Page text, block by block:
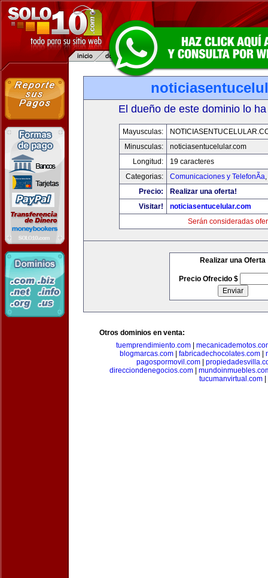
El dueño de este dominio lo
Mayusculas:
Minusculas:
noticiasentucelular.com
Longitud:
19 caracteres
Categorias:
Comunicaciones y TelefonÃ­a,
Precio:
Realizar una oferta!
Visitar!
noticiasentucelular.com
Serán consideradas
Realizar una Oferta
Precio Ofrecido $
Otros dominios en venta:
tuemprendimiento.com
blogmarcas.com
fabricadechocolates.com
pagospormovil.com
direcciondenegocios.com
tucumanvirtual.com